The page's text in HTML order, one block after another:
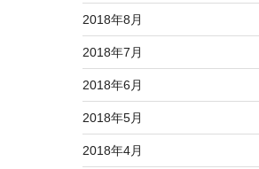
2018年8月
2018年7月
2018年6月
2018年5月
2018年4月